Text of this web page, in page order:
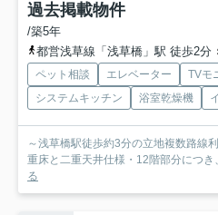
過去掲載物件
/築5年
都営浅草線「浅草橋」駅 徒歩2分
ペット相談 エレベーター
TVモ
システムキッチン
浴室乾燥機
～浅草橋駅徒歩約3分の立地複数路線
重床と二重天井仕様・12階部分につき
る